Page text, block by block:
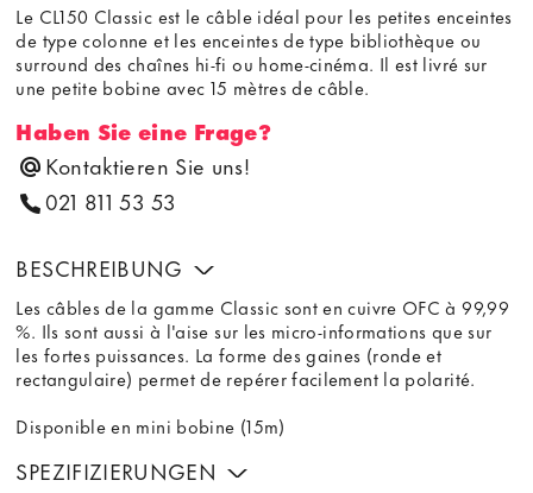
Le CL150 Classic est le câble idéal pour les petites enceintes
de type colonne et les enceintes de type bibliothèque ou
surround des chaînes hi-fi ou home-cinéma. Il est livré sur
une petite bobine avec 15 mètres de câble.
Haben Sie eine Frage?
Kontaktieren Sie uns!
021 811 53 53
BESCHREIBUNG
Les câbles de la gamme Classic sont en cuivre OFC à 99,99
%. Ils sont aussi à l'aise sur les micro-informations que sur
les fortes puissances. La forme des gaines (ronde et
rectangulaire) permet de repérer facilement la polarité.
Disponible en mini bobine (15m)
SPEZIFIZIERUNGEN